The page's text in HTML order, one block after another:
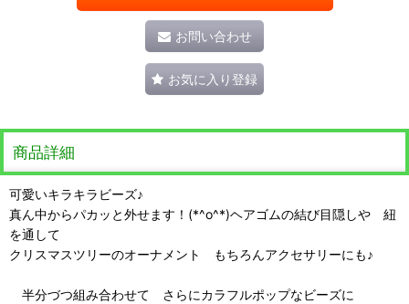
お問い合わせ
お気に入り登録
商品詳細
可愛いキラキラビーズ♪
真ん中からパカッと外せます！(*^o^*)ヘアゴムの結び目隠しや 紐
を通して
クリスマスツリーのオーナメント もちろんアクセサリーにも♪
半分づつ組み合わせて さらにカラフルポップなビーズに